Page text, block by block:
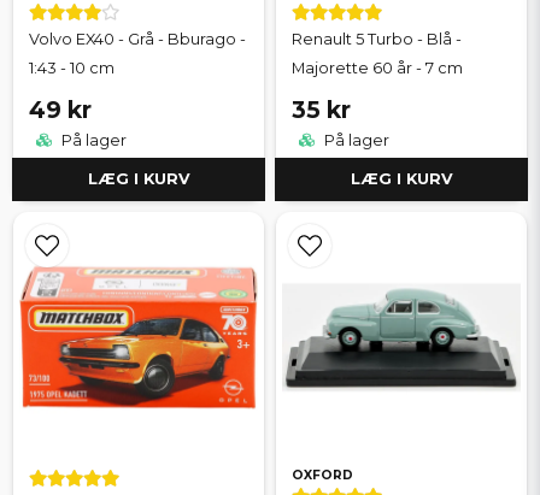
Volvo EX40 - Grå - Bburago -
1:43 - 10 cm
49 kr
På lager
LÆG I KURV
Renault 5 Turbo - Blå -
Majorette 60 år - 7 cm
35 kr
På lager
LÆG I KURV
OXFORD